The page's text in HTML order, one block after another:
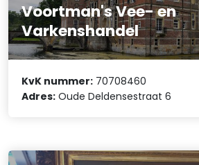
Voortman's Vee- en
Varkenshandel
KvK nummer: 70708460
Adres: Oude Deldensestraat 6